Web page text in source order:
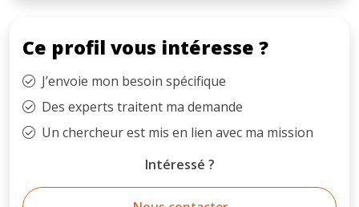
Ce profil vous intéresse ?
J’envoie mon besoin spécifique
Des experts traitent ma demande
Un chercheur est mis en lien avec ma mission
Intéressé ?